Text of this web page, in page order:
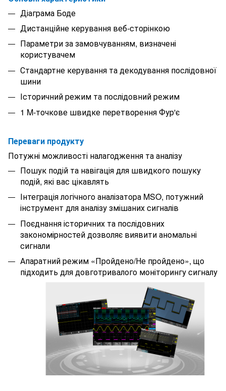
Діаграма Боде
Дистанційне керування веб-сторінкою
Параметри за замовчуванням, визначені
користувачем
Стандартне керування та декодування послідовної
шини
Історичний режим та послідовний режим
1 M-точкове швидке перетворення Фур'є
Переваги продукту
Потужні можливості налагодження та аналізу
Пошук подій та навігація для швидкого пошуку
подій, які вас цікавлять
Інтеграція логічного аналізатора MSO, потужний
інструмент для аналізу змішаних сигналів
Поєднання історичних та послідовних
закономірностей дозволяє виявити аномальні
сигнали
Апаратний режим «Пройдено/Не пройдено», що
підходить для довготривалого моніторингу сигналу